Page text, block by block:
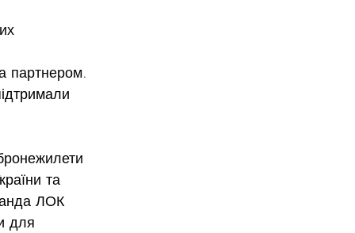
партнером.
та
ЛОК
для